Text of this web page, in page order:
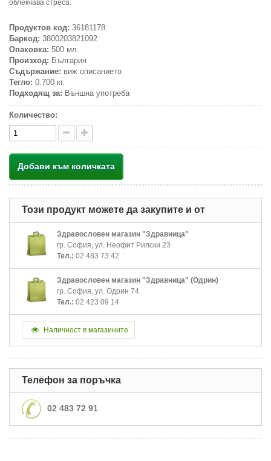
облекчава стреса.
Продуктов код: 36181178
Баркод: 3800203821092
Опаковка: 500 мл.
Произход: България
Съдържание: виж описанието
Тегло: 0.700 кг.
Подходящ за: Външна употреба
Количество:
Добави към количката
Този продукт можете да закупите и от
Здравословен магазин "Здравница"
гр. София, ул. Неофит Рилски 23
Тел.: 02 483 73 42
Здравословен магазин "Здравница" (Одрин)
гр. София, ул. Одрин 74
Тел.: 02 423 09 14
Наличност в магазините
Телефон за поръчка
02 483 72 91